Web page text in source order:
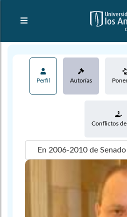
Perfil Autorías
Conflictos de
En 2006-2010 de